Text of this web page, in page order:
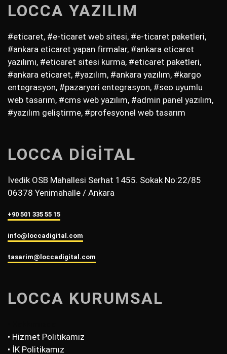
LOCCA YAZILIM
#eticaret, #e-ticaret web sitesi, #e-ticaret paketleri,
#ankara eticaret yapan firmalar, #ankara eticaret
yazılımı, #eticaret sitesi kurma, #eticaret paketleri,
#ankara eticaret, #yazılım, #ankara yazılım, #kargo
entegrasyon, #pazaryeri entegrasyon, #seo uyumlu
web tasarım, #cms web yazılım, #admin panel yazılım,
#yazılım geliştirme, #profesyonel web tasarım
LOCCA DİGİTAL
İvedik OSB Mahallesi Serhat 1455. Sokak No:22/85
06378 Yenimahalle / Ankara
+90 501 335 55 15
info@loccadigital.com
tasarim@loccadigital.com
LOCCA KURUMSAL
• Hizmet Politikamız
• İK Politikamız